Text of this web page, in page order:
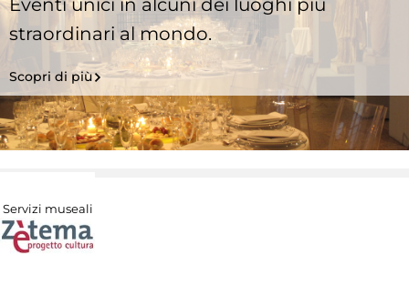
Eventi unici in alcuni dei luoghi più
straordinari al mondo.
Scopri di più
Servizi museali